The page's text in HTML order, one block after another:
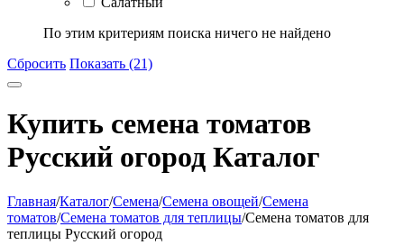
По этим критериям поиска ничего не найдено
Сбросить Показать (21)
Купить семена томатов
Русский огород Каталог
Главная/Каталог/Семена/Семена овощей/Семена
томатов/Семена томатов для теплицы/Семена томатов для
теплицы Русский огород